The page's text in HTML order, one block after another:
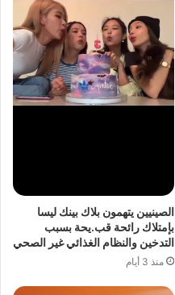
الصينيين يتهمون بلاك بينك ليسا
بإمتلاك رائحة قب.يحة بسبب
التدخين والنظام الغذائي غير الصحي
منذ 3 أيام